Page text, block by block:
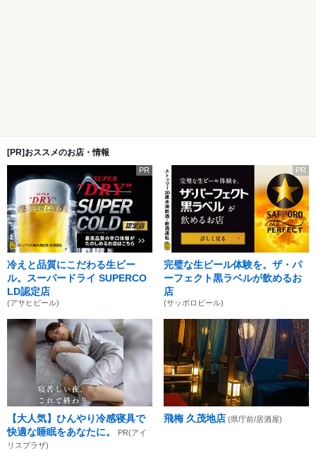
[PR]おススメのお店・情報
PR
冷えと品質にこだわる生ビー
ル。スーパードライ SUPERCO
LD認定店
(アサヒビール)
PR
完璧な生ビール体験を。ザ・パ
ーフェクト黒ラベルが飲めるお
店
(サッポロビール)
【大人気】ひんやり冷感寝具で
快適な睡眠をあなたに。
PR(アイ
リスプラザ)
飛梅 久茂地店 (県庁前/居酒屋)